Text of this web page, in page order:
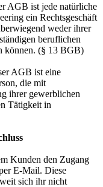
AGB ist jede natürliche
ein Rechtsgeschäft
weder ihrer
beruflichen
können. (§ 13 BGB)
AGB ist eine
die mit
ihrer gewerblichen
Tätigkeit in
Kunden den Zugang
E-Mail. Diese
sich ihr nicht